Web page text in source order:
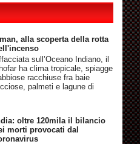
alla scoperta della rotta
sull’Oceano Indiano, il
ha clima tropicale, spiagge
racchiuse fra baie
palmeti e lagune di
oltre 120mila il bilancio
morti provocati dal